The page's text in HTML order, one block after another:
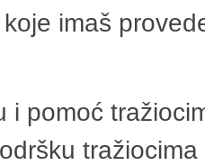
imaš
i pomoć